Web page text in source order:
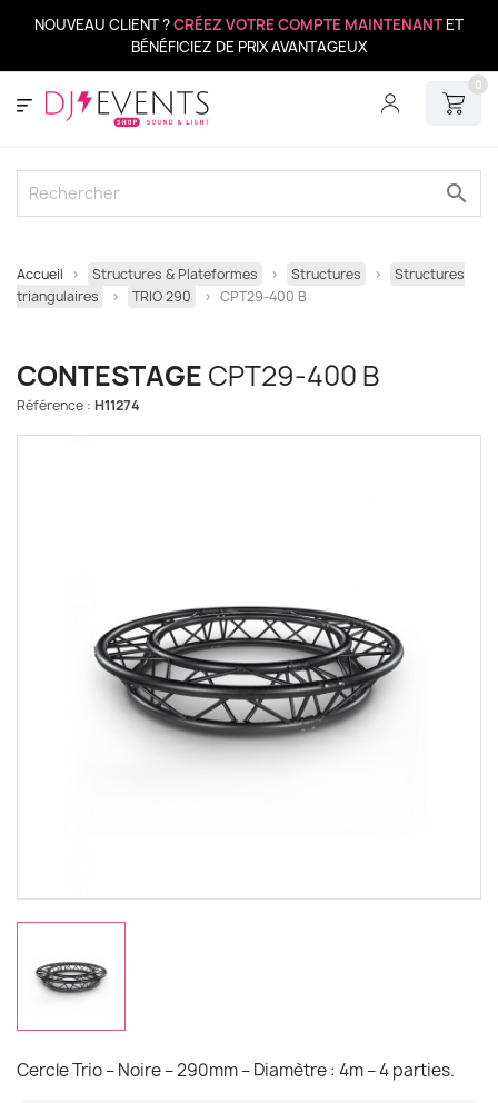
NOUVEAU CLIENT ?CRÉEZ VOTRE COMPTE MAINTENANT ET
BÉNÉFICIEZ DE PRIX AVANTAGEUX
0
search
Accueil Structures & Plateformes Structures
Structures
triangulaires
TRIO 290 CPT29-400 B
CONTESTAGE CPT29-400 B
Référence : H11274
Cercle Trio – Noire – 290mm – Diamètre : 4m – 4 parties.